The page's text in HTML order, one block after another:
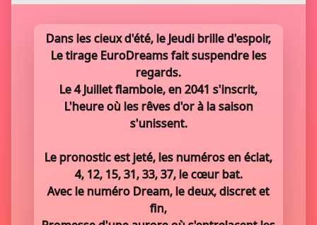
Dans les cieux d'été, le Jeudi brille d'espoir,
Le tirage EuroDreams fait suspendre les
regards.
Le 4 Juillet flamboie, en 2041 s'inscrit,
L'heure où les rêves d'or à la saison
s'unissent.
Le pronostic est jeté, les numéros en éclat,
4, 12, 15, 31, 33, 37, le cœur bat.
Avec le numéro Dream, le deux, discret et
fin,